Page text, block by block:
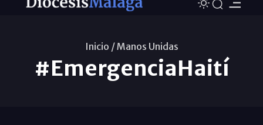
Inicio /Manos Unidas
#EmergenciaHaití